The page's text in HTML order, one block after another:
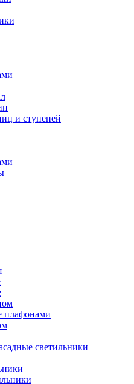
и ступеней
плафонами
светильники